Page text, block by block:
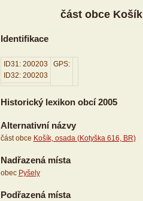
část obce
Identifikace
ID31: 200203
ID32: 200203
GPS:
Historický lexikon obcí 2005
Alternativní názvy
část obce Košík, osada (Kotyška 616, BR)
Nadřazená místa
obec Pyšely
Podřazená místa